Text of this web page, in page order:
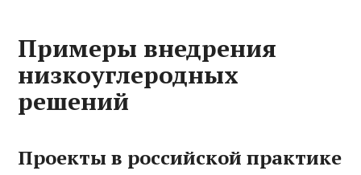
Примеры внедрения
низкоуглеродных
решений
Проекты в российской практике